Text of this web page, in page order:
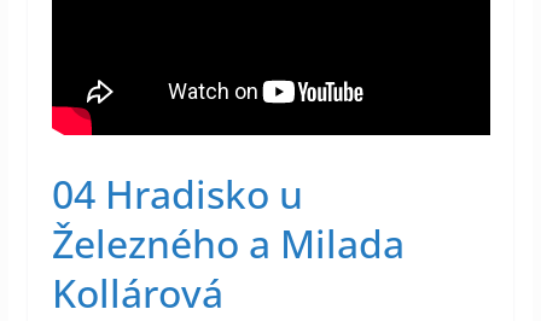
04 Hradisko u
Železného a Milada
Kollárová